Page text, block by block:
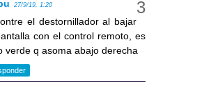
27/9/19, 1:20
el destornillador al bajar
con el control remoto, es
verde q asoma abajo derecha